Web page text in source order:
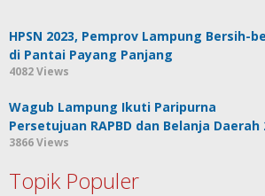
HPSN 2023, Pemprov Lampung Bersih-
di Pantai Payang Panjang
4082 Views
Wagub Lampung Ikuti Paripurna
Persetujuan RAPBD dan Belanja Daerah
3866 Views
Topik Populer